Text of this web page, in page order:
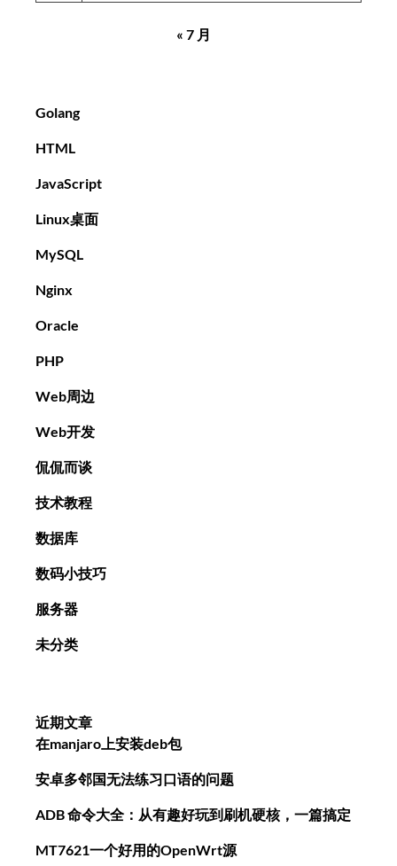
« 7 月
Golang
HTML
JavaScript
Linux桌面
MySQL
Nginx
Oracle
PHP
Web周边
Web开发
侃侃而谈
技术教程
数据库
数码小技巧
服务器
未分类
近期文章
在manjaro上安装deb包
安卓多邻国无法练习口语的问题
ADB 命令大全：从有趣好玩到刷机硬核，一篇搞定
MT7621一个好用的OpenWrt源